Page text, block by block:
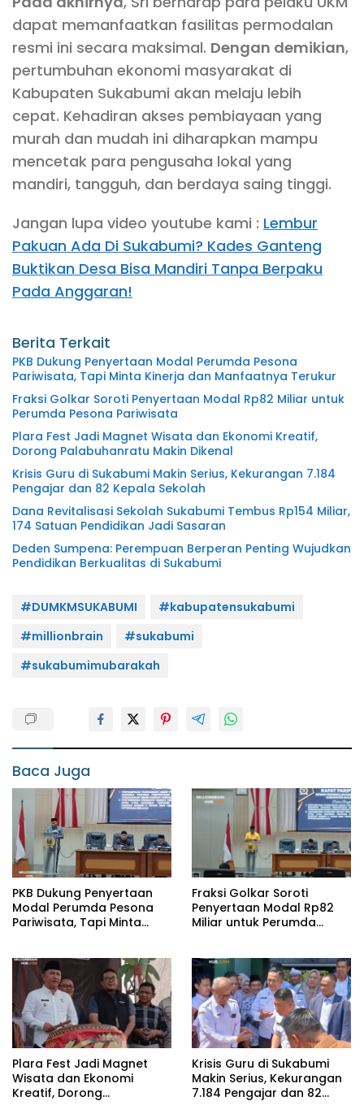
dapat memanfaatkan fasilitas permodalan
resmi ini secara maksimal. Dengan demikian,
pertumbuhan ekonomi masyarakat di
Kabupaten Sukabumi akan melaju lebih
cepat. Kehadiran akses pembiayaan yang
murah dan mudah ini diharapkan mampu
mencetak para pengusaha lokal yang
mandiri, tangguh, dan berdaya saing tinggi.
Jangan lupa video youtube kami : Lembur
Pakuan Ada Di Sukabumi? Kades Ganteng
Buktikan Desa Bisa Mandiri Tanpa Berpaku
Pada Anggaran!
Berita Terkait
PKB Dukung Penyertaan Modal Perumda Pesona
Pariwisata, Tapi Minta Kinerja dan Manfaatnya Terukur
Fraksi Golkar Soroti Penyertaan Modal Rp82 Miliar untuk
Perumda Pesona Pariwisata
Plara Fest Jadi Magnet Wisata dan Ekonomi Kreatif,
Dorong Palabuhanratu Makin Dikenal
Krisis Guru di Sukabumi Makin Serius, Kekurangan 7.184
Pengajar dan 82 Kepala Sekolah
Dana Revitalisasi Sekolah Sukabumi Tembus Rp154 Miliar,
174 Satuan Pendidikan Jadi Sasaran
Deden Sumpena: Perempuan Berperan Penting Wujudkan
Pendidikan Berkualitas di Sukabumi
#DUMKMSUKABUMI
#kabupatensukabumi
#millionbrain
#sukabumi
#sukabumimubarakah
Baca Juga
PKB Dukung Penyertaan
Modal Perumda Pesona
Pariwisata, Tapi Minta
Fraksi Golkar Soroti
Penyertaan Modal Rp82
Miliar untuk Perumda
Plara Fest Jadi Magnet
Wisata dan Ekonomi
Kreatif, Dorong
Krisis Guru di Sukabumi
Makin Serius, Kekurangan
7.184 Pengajar dan 82